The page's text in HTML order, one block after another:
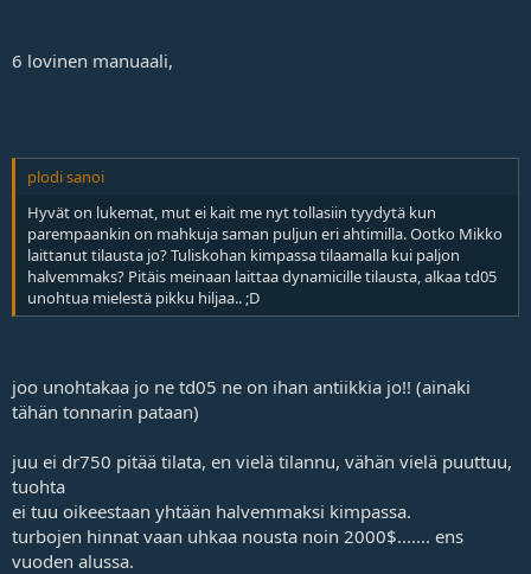
6 lovinen manuaali,
plodi sanoi
Hyvät on lukemat, mut ei kait me nyt tollasiin tyydytä kun
parempaankin on mahkuja saman puljun eri ahtimilla. Ootko Mikko
laittanut tilausta jo? Tuliskohan kimpassa tilaamalla kui paljon
halvemmaks? Pitäis meinaan laittaa dynamicille tilausta, alkaa td05
unohtua mielestä pikku hiljaa.. ;D
joo unohtakaa jo ne td05 ne on ihan antiikkia jo!! (ainaki
tähän tonnarin pataan)
juu ei dr750 pitää tilata, en vielä tilannu, vähän vielä puuttuu,
tuohta
ei tuu oikeestaan yhtään halvemmaksi kimpassa.
turbojen hinnat vaan uhkaa nousta noin 2000$....... ens
vuoden alussa.